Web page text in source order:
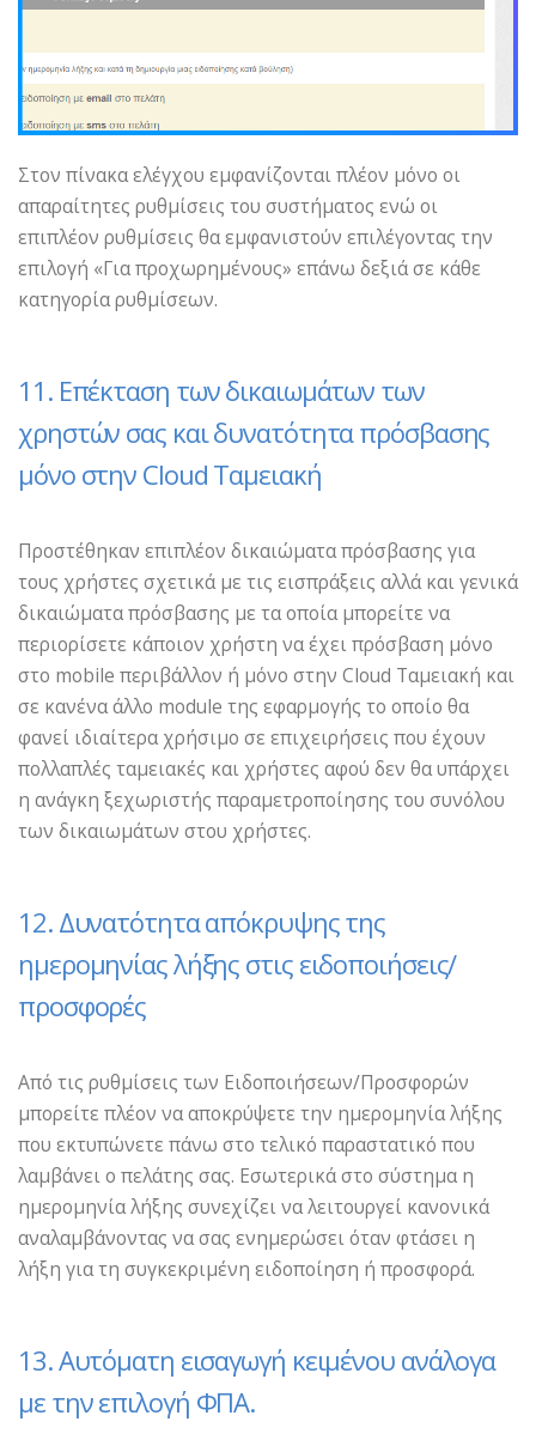
Στον πίνακα ελέγχου εμφανίζονται πλέον μόνο οι
απαραίτητες ρυθμίσεις του συστήματος ενώ οι
επιπλέον ρυθμίσεις θα εμφανιστούν επιλέγοντας την
επιλογή «Για προχωρημένους» επάνω δεξιά σε κάθε
κατηγορία ρυθμίσεων.
11. Επέκταση των δικαιωμάτων των
χρηστών σας και δυνατότητα πρόσβασης
μόνο στην Cloud Ταμειακή
Προστέθηκαν επιπλέον δικαιώματα πρόσβασης για
τους χρήστες σχετικά με τις εισπράξεις αλλά και γενικά
δικαιώματα πρόσβασης με τα οποία μπορείτε να
περιορίσετε κάποιον χρήστη να έχει πρόσβαση μόνο
στο mobile περιβάλλον ή μόνο στην Cloud Ταμειακή και
σε κανένα άλλο module της εφαρμογής το οποίο θα
φανεί ιδιαίτερα χρήσιμο σε επιχειρήσεις που έχουν
πολλαπλές ταμειακές και χρήστες αφού δεν θα υπάρχει
η ανάγκη ξεχωριστής παραμετροποίησης του συνόλου
των δικαιωμάτων στου χρήστες.
12. Δυνατότητα απόκρυψης της
ημερομηνίας λήξης στις ειδοποιήσεις/
προσφορές
Από τις ρυθμίσεις των Ειδοποιήσεων/Προσφορών
μπορείτε πλέον να αποκρύψετε την ημερομηνία λήξης
που εκτυπώνετε πάνω στο τελικό παραστατικό που
λαμβάνει ο πελάτης σας. Εσωτερικά στο σύστημα η
ημερομηνία λήξης συνεχίζει να λειτουργεί κανονικά
αναλαμβάνοντας να σας ενημερώσει όταν φτάσει η
λήξη για τη συγκεκριμένη ειδοποίηση ή προσφορά.
13. Αυτόματη εισαγωγή κειμένου ανάλογα
με την επιλογή ΦΠΑ.